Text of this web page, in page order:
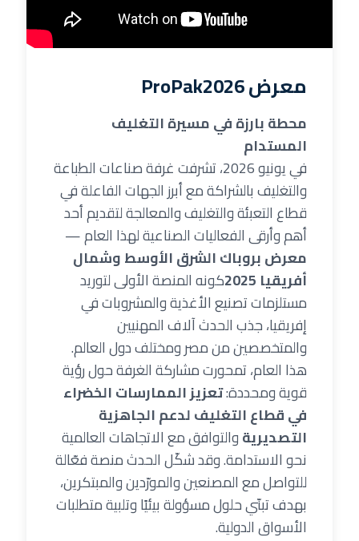
معرض ProPak2026
محطة بارزة في مسيرة التغليف
المستدام
في يونيو 2026، تشرفت غرفة صناعات الطباعة
والتغليف بالشراكة مع أبرز الجهات الفاعلة في
قطاع التعبئة والتغليف والمعالجة لتقديم أحد
أهم وأرقى الفعاليات الصناعية لهذا العام —
معرض بروباك الشرق الأوسط وشمال
أفريقيا 2025
كونه المنصة الأولى لتوريد
مستلزمات تصنيع الأغذية والمشروبات في
إفريقيا، جذب الحدث آلاف المهنيين
والمتخصصين من مصر ومختلف دول العالم.
هذا العام، تمحورت مشاركة الغرفة حول رؤية
قوية ومحددة:تعزيز الممارسات الخضراء
في قطاع التغليف لدعم الجاهزية
التصديريةوالتوافق مع الاتجاهات العالمية
نحو الاستدامة. وقد شكّل الحدث منصة فعّالة
للتواصل مع المصنعين والمورّدين والمبتكرين،
بهدف تبنّي حلول مسؤولة بيئيًا وتلبية متطلبات
الأسواق الدولية.